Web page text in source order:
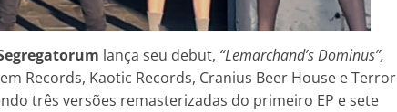
lança seu debut, “Lemarchand’s Dominus”,
Records, Kaotic Records, Cranius Beer House e Terror
três versões remasterizadas do primeiro EP e sete